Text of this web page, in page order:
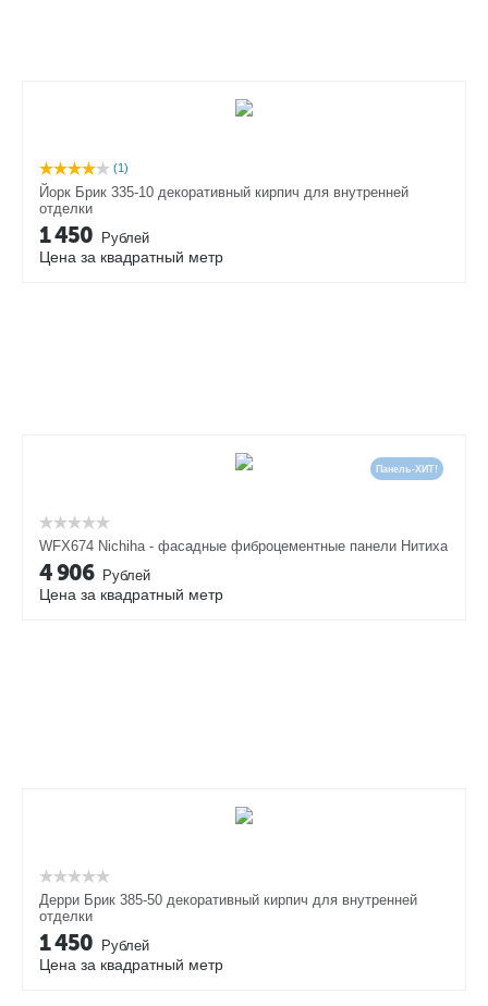
(1)
Йорк Брик 335-10 декоративный кирпич для внутренней
отделки
1 450 Рублей
Цена за квадратный метр
Панель-ХИТ!
WFX674 Nichiha - фасадные фиброцементные панели Нитиха
4 906 Рублей
Цена за квадратный метр
Дерри Брик 385-50 декоративный кирпич для внутренней
отделки
1 450 Рублей
Цена за квадратный метр